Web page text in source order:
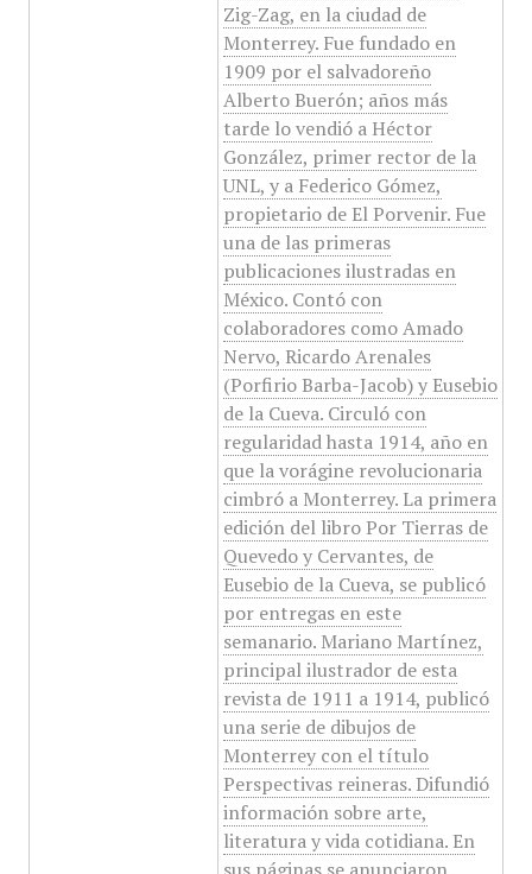
Zig-Zag, en la ciudad de
Monterrey. Fue fundado en
1909 por el salvadoreño
Alberto Buerón; años más
tarde lo vendió a Héctor
González, primer rector de la
UNL, y a Federico Gómez,
propietario de El Porvenir. Fue
una de las primeras
publicaciones ilustradas en
México. Contó con
colaboradores como Amado
Nervo, Ricardo Arenales
(Porfirio Barba-Jacob) y Eusebio
de la Cueva. Circuló con
regularidad hasta 1914, año en
que la vorágine revolucionaria
cimbró a Monterrey. La primera
edición del libro Por Tierras de
Quevedo y Cervantes, de
Eusebio de la Cueva, se publicó
por entregas en este
semanario. Mariano Martínez,
principal ilustrador de esta
revista de 1911 a 1914, publicó
una serie de dibujos de
Monterrey con el título
Perspectivas reineras. Difundió
información sobre arte,
literatura y vida cotidiana. En